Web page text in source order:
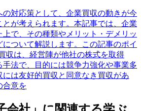
対応策として、企業買収の動きが今
が考えられます。本記事では、企業
で、その種類やメリット・デメリッ
について解説します。この記事のポイ
収は、経営陣が他社の株式を取得
手法で、目的には競争力強化や事業多
は友好的買収と同意なき買収があ
合意を